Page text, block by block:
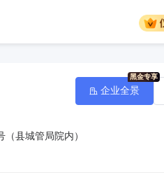
县城管局院内）
企业全景